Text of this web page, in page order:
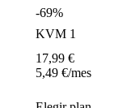
-69%
KVM 1
17,99 €
5,49 €/mes